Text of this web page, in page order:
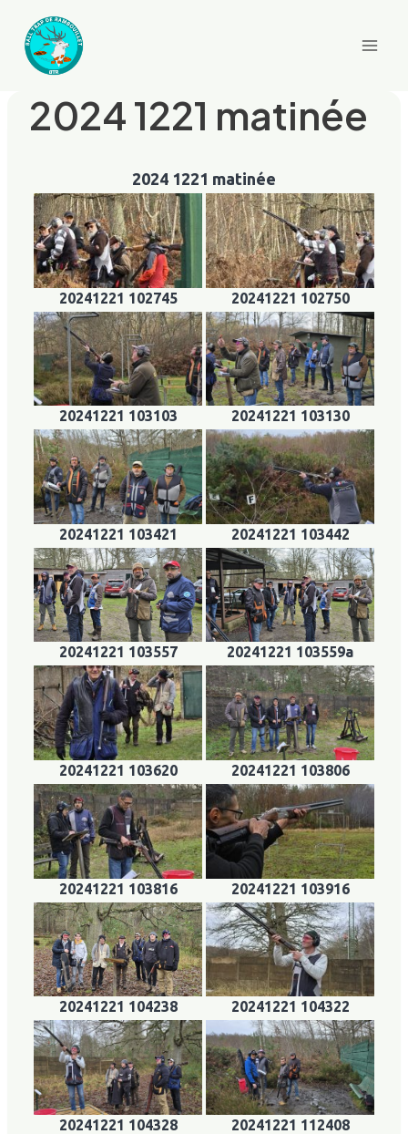
contenu
2024 1221 matinée
2024 1221 matinée
20241221 102745 20241221 102750
20241221 103103 20241221 103130
20241221 103421 20241221 103442
20241221 103557 20241221 103559a
20241221 103620 20241221 103806
20241221 103816 20241221 103916
20241221 104238 20241221 104322
20241221 104328 20241221 112408